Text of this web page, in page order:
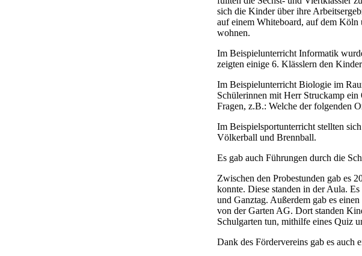
sich die Kinder über ihre
auf einem Whiteboard, auf dem Köln
wohnen.
Im Beispielunterricht Informatik
zeigten einige 6. Klässlern den
Im Beispielunterricht Biologie im
Schülerinnen mit Herr Struckamp
Fragen, z.B.: Welche der folgenden
Im Beispielsportunterricht stellten
Völkerball und Brennball.
Es gab auch Führungen durch die
Zwischen den Probestunden gab es
konnte. Diese standen in der Aula.
und Ganztag. Außerdem gab es
von der Garten AG. Dort standen
Schulgarten tun, mithilfe eines Quiz
Dank des Fördervereins gab es auch